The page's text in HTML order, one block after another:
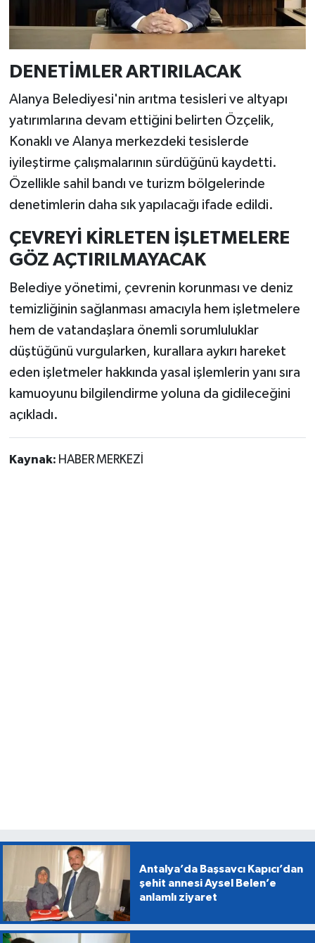
DENETİMLER ARTIRILACAK
Alanya Belediyesi'nin arıtma tesisleri ve altyapı
yatırımlarına devam ettiğini belirten Özçelik,
Konaklı ve Alanya merkezdeki tesislerde
iyileştirme çalışmalarının sürdüğünü kaydetti.
Özellikle sahil bandı ve turizm bölgelerinde
denetimlerin daha sık yapılacağı ifade edildi.
ÇEVREYİ KİRLETEN İŞLETMELERE
GÖZ AÇTIRILMAYACAK
Belediye yönetimi, çevrenin korunması ve deniz
temizliğinin sağlanması amacıyla hem işletmelere
hem de vatandaşlara önemli sorumluluklar
düştüğünü vurgularken, kurallara aykırı hareket
eden işletmeler hakkında yasal işlemlerin yanı sıra
kamuoyunu bilgilendirme yoluna da gidileceğini
açıkladı.
Kaynak: HABER MERKEZİ
Antalya’da Başsavcı Kapıcı’dan
şehit annesi Aysel Belen’e
anlamlı ziyaret